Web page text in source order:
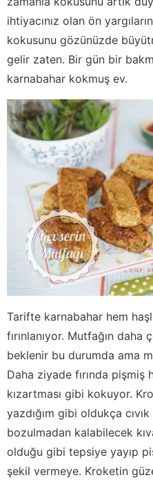
ihtiyacınız olan ön
kokusunu gözünüzde
gelir zaten. Bir gün bir
karnabahar kokmuş ev.
Tarifte karnabahar hem
fırınlanıyor. Mutfağın daha
beklenir bu durumda ama
Daha ziyade fırında pişmiş
kızartması gibi kokuyor.
yazdığım gibi oldukça
bozulmadan kalabilecek
olduğu gibi tepsiye yayıp
şekil vermeye. Kroketin